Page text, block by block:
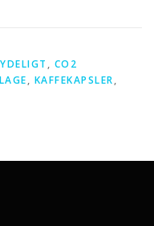
, CO2
, KAFFEKAPSLER,